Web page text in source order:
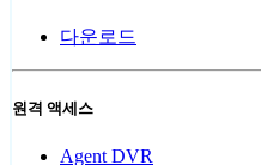
다운로드
원격 액세스
Agent DVR